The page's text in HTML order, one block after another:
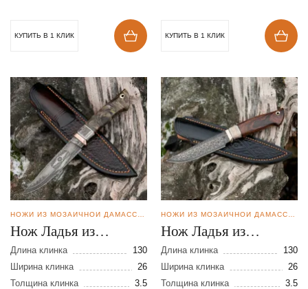
КУПИТЬ В 1 КЛИК КУПИТЬ В 1 КЛИК
Нож Ладья из
мозаичной дамасской
стали
Длина клинка
130
Ширина клинка
26
Толщина клинка
3.5
Нож Ладья из
мозаичной дамасской
стали
Длина клинка
130
Ширина клинка
26
Толщина клинка
3.5